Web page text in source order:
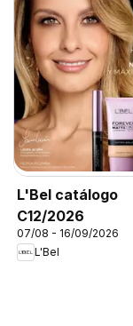
L'Bel catálogo
C12/2026
07/08 - 16/09/2026
L'Bel